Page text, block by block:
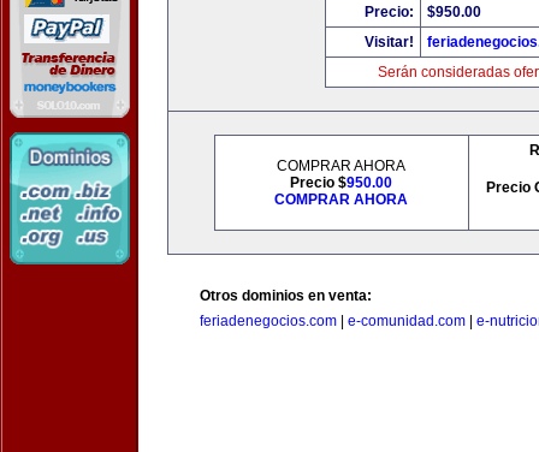
Precio:
$950.00
Visitar!
Serán consideradas
COMPRAR AHORA
Precio $950.00
COMPRAR AHORA
Precio
Otros dominios en venta:
feriadenegocios.com
e-comunidad.com e-